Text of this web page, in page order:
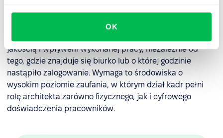
OK
Ostatecznie dla działu kadr model hybrydowy oznacza
koniec mikrozarządzania. Wymaga on przejścia na
jakością i wpływem wykonanej pracy, niezależnie od
tego, gdzie znajduje się biurko lub o której godzinie
nastąpiło zalogowanie. Wymaga to środowiska o
wysokim poziomie zaufania, w którym dział kadr pełni
rolę architekta zarówno fizycznego, jak i cyfrowego
doświadczenia pracowników.